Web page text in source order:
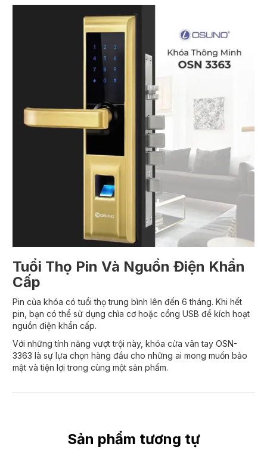
Tuổi Thọ Pin Và Nguồn Điện Khẩn
Cấp
Pin của khóa có tuổi thọ trung bình lên đến 6 tháng. Khi hết
pin, bạn có thể sử dụng chìa cơ hoặc cổng USB để kích hoạt
nguồn điện khẩn cấp.
Với những tính năng vượt trội này, khóa cửa vân tay OSN-
3363 là sự lựa chọn hàng đầu cho những ai mong muốn bảo
mật và tiện lợi trong cùng một sản phẩm.
Sản phẩm tương tự